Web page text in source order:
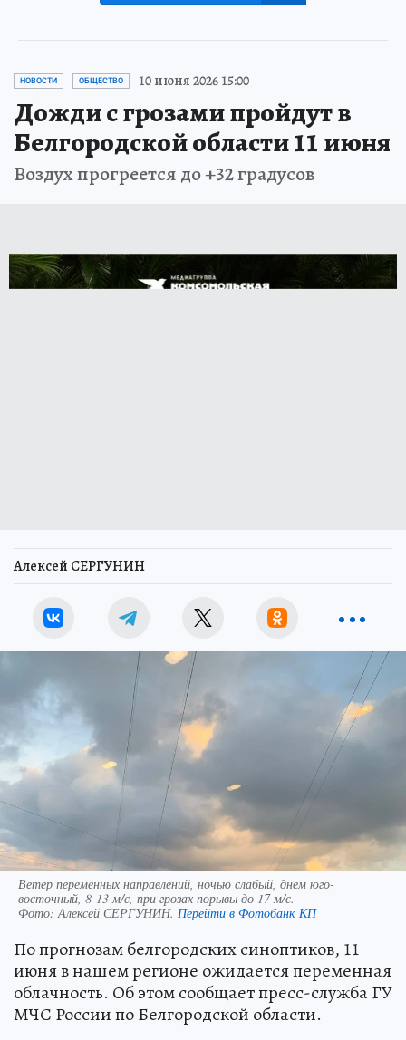
НОВОСТИ ОБЩЕСТВО 10 июня 2026 15:00
Дожди с грозами пройдут в
Белгородской области 11 июня
Воздух прогреется до +32 градусов
Алексей СЕРГУНИН
Ветер переменных направлений, ночью слабый, днем юго-
восточный, 8-13 м/с, при грозах порывы до 17 м/с.
Фото: Алексей СЕРГУНИН. Перейти в Фотобанк КП
По прогнозам белгородских синоптиков, 11
июня в нашем регионе ожидается переменная
облачность. Об этом сообщает пресс-служба ГУ
МЧС России по Белгородской области.